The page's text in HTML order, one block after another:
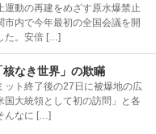
動の再建をめざす原水爆禁止
内で今年最初の全国会議を開
た。安倍 […]
なき世界」の欺瞞
ト終了後の27日に被爆地の広
国大統領として初の訪問」と各
んなに […]